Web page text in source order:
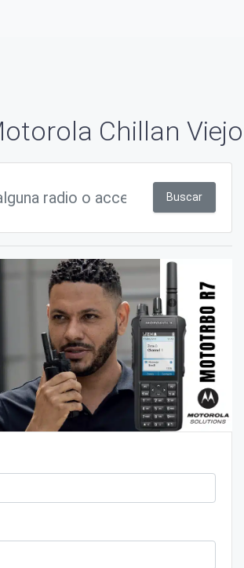
Chillan Viejo
Buscar